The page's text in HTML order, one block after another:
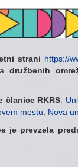
strani https://
družbenih
članice RKRS:
mestu Nova
je prevzela